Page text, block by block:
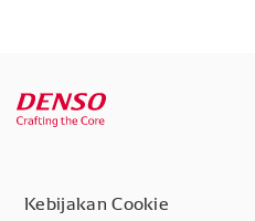
Kebijakan Cookie